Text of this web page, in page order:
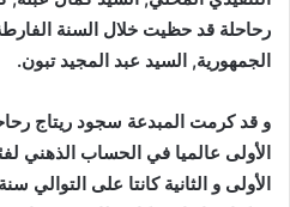
رحاحلة قد حظيت خلال السنة
الجمهورية, السيد عبد المجيد تبون.
و قد كرمت المبدعة سجود ريتاج